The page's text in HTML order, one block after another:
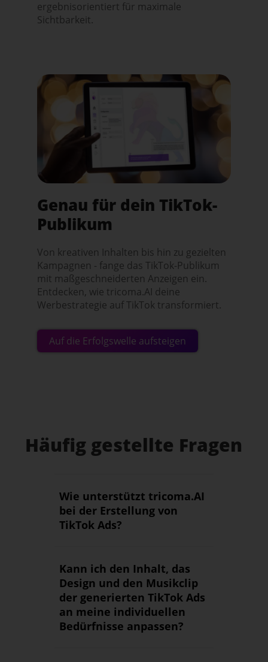
ergebnisorientiert für maximale
Sichtbarkeit.
Genau für dein TikTok-
Publikum
Von kreativen Inhalten bis hin zu gezielten
Kampagnen - fange das TikTok-Publikum
mit maßgeschneiderten Anzeigen ein.
Entdecken, wie tricoma.AI deine
Werbestrategie auf TikTok transformiert.
Auf die Erfolgswelle aufsteigen
Häufig gestellte Fragen
Wie unterstützt tricoma.AI
bei der Erstellung von
TikTok Ads?
Kann ich den Inhalt, das
Design und den Musikclip
der generierten TikTok Ads
an meine individuellen
Bedürfnisse anpassen?